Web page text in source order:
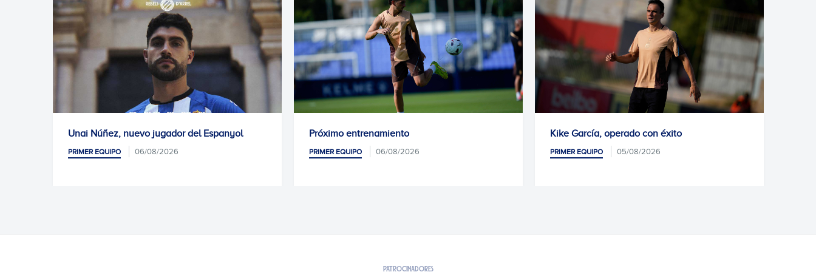
Unai Núñez, nuevo jugador del Espanyol
PRIMER EQUIPO 06/08/2026
Próximo entrenamiento
PRIMER EQUIPO 06/08/2026
Kike García, operado con éxito
PRIMER EQUIPO 05/08/2026
PATROCINADORES